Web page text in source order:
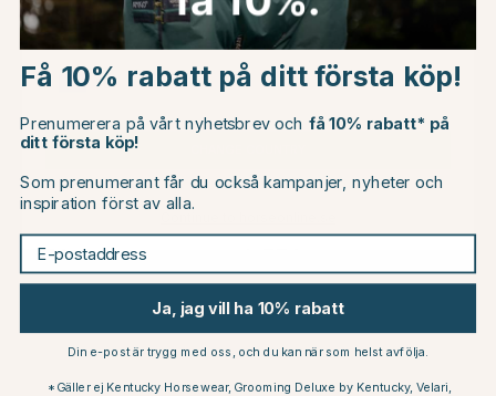
TRIKEM
239 kr
Andra köpte också
Choose country
EU
Få 10% rabatt på ditt första köp!
Prenumerera på vårt nyhetsbrev och få 10% rabatt* på
ditt första köp!
Som prenumerant får du också kampanjer, nyheter och
inspiration först av alla.
E-postaddress
Ja, jag vill ha 10% rabatt
Din e-post är trygg med oss, och du kan när som helst avfölja.
*Gäller ej Kentucky Horsewear, Grooming Deluxe by Kentucky, Velari,